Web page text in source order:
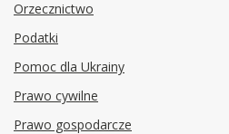
Orzecznictwo
Podatki
Pomoc dla Ukrainy
Prawo cywilne
Prawo gospodarcze